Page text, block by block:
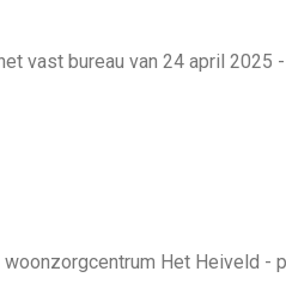
vast bureau van 24 april 2025
Het Heiveld